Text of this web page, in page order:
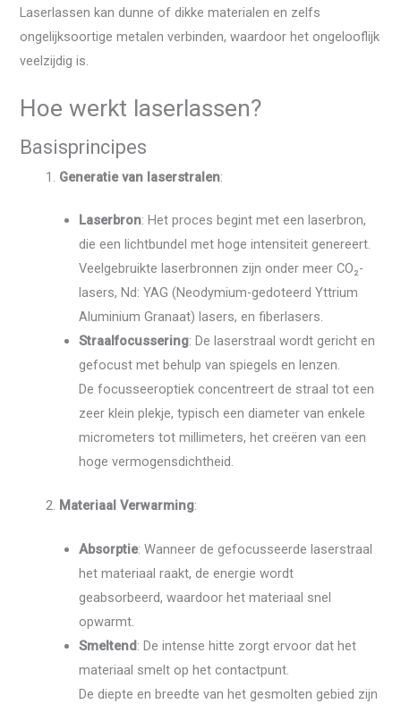
Laserlassen kan dunne of dikke materialen en zelfs
ongelijksoortige metalen verbinden, waardoor het ongelooflijk
veelzijdig is.
Hoe werkt laserlassen?
Basisprincipes
Generatie van laserstralen:
Laserbron: Het proces begint met een laserbron,
die een lichtbundel met hoge intensiteit genereert.
Veelgebruikte laserbronnen zijn onder meer CO₂-
lasers, Nd: YAG (Neodymium-gedoteerd Yttrium
Aluminium Granaat) lasers, en fiberlasers.
Straalfocussering: De laserstraal wordt gericht en
gefocust met behulp van spiegels en lenzen.
De focusseeroptiek concentreert de straal tot een
zeer klein plekje, typisch een diameter van enkele
micrometers tot millimeters, het creëren van een
hoge vermogensdichtheid.
Materiaal Verwarming:
Absorptie: Wanneer de gefocusseerde laserstraal
het materiaal raakt, de energie wordt
geabsorbeerd, waardoor het materiaal snel
opwarmt.
Smeltend: De intense hitte zorgt ervoor dat het
materiaal smelt op het contactpunt.
De diepte en breedte van het gesmolten gebied zijn